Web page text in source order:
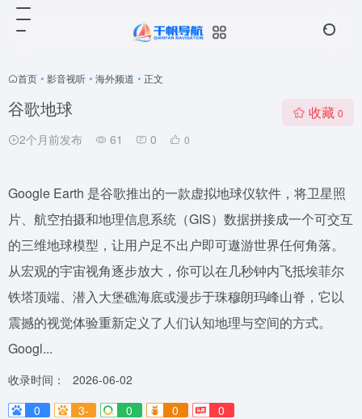
首页 • 影音视听 • 海外频道 • 正文
谷歌地球
2个月前发布 61 0 0
收藏 0
Google Earth 是谷歌推出的一款虚拟地球仪软件，将卫星照
片、航空拍摄和地理信息系统（GIS）数据拼接成一个可交互
的三维地球模型，让用户足不出户即可遨游世界任何角落。
从宏观的宇宙视角逐步放大，你可以在几秒钟内飞抵埃菲尔
铁塔顶端、潜入大堡礁海底或漫步于珠穆朗玛峰山脊，它以
震撼的视觉体验重新定义了人们认知地理与空间的方式。
Googl...
收录时间：
2026-06-02
0
3- 0 0 0